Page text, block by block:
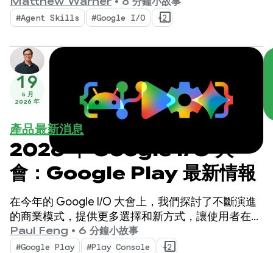
Android 開發人員的工作效率，還能強化您在程式碼
集部署的 AI 代理。
#Agent Skills #Google I/O +2
19
5 月
2026 年
產品最新消息
2026 年 Google I/O 大
會：Google Play 最新情報
在今年的 Google I/O 大會上，我們探討了不斷演進
的商業模式，提供更多選擇和新方式，讓使用者在商
店內外都能發掘您的應用程式和內容。我們也推出進
階工具和洞察資料，協助您以更簡單的方式拓展業
Paul Feng • 6 分鐘小故事
#Google Play #Play Console +2